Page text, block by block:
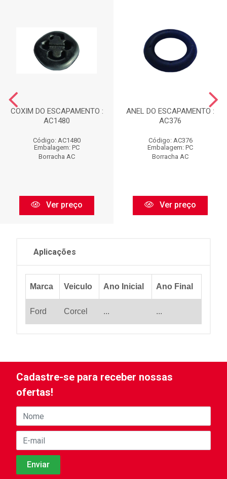
COXIM DO ESCAPAMENTO :
AC1480
Código: AC1480
Embalagem: PC
Borracha AC
Ver preço
ANEL DO ESCAPAMENTO :
AC376
Código: AC376
Embalagem: PC
Borracha AC
Ver preço
Aplicações
Marca Veiculo Ano Inicial Ano Final
Ford Corcel ... ...
Cadastre-se para receber nossas
ofertas!